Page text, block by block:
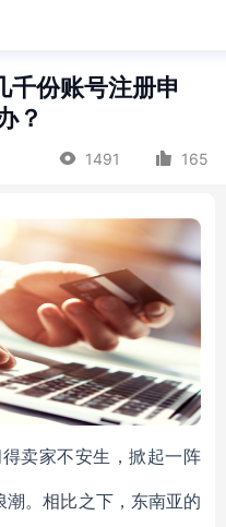
份账号注册申
？
1491 165
卖家不安生，掀起一阵
潮。相比之下，东南亚的